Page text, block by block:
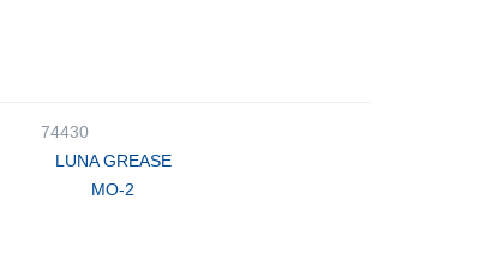
74430
LUNA GREASE
MO-2